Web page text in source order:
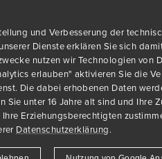
und Verbesserung der
Dienste erklären Sie sich
nutzen wir Technologien von
erlauben" aktivieren Sie die
Die dabei erhobenen Daten
Sie unter 16 Jahre alt sind und Ihre
Erziehungsberechtigten
Datenschutzerklärung.